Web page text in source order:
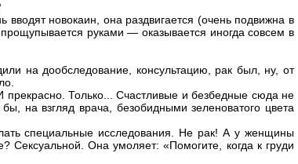
новокаин, она раздвигается (очень подвижна в
руками — оказывается иногда совсем в
на дообследование, консультацию, рак был, ну, от
Только... Счастливые и безбедные сюда не
на взгляд врача, безобидными зеленоватого цвета
специальные исследования. Не рак! А у женщины
Сексуальной. Она умоляет: «Помогите, когда к груди